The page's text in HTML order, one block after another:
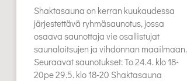
Shaktasauna on kerran kuukaudessa
järjestettävä ryhmäsaunotus, jossa
osaava saunottaja vie osallistujat
saunaloitsujen ja vihdonnan maailmaan.
Seuraavat saunotukset: To 24.4. klo 18-
20pe 29.5. klo 18-20 Shaktasauna